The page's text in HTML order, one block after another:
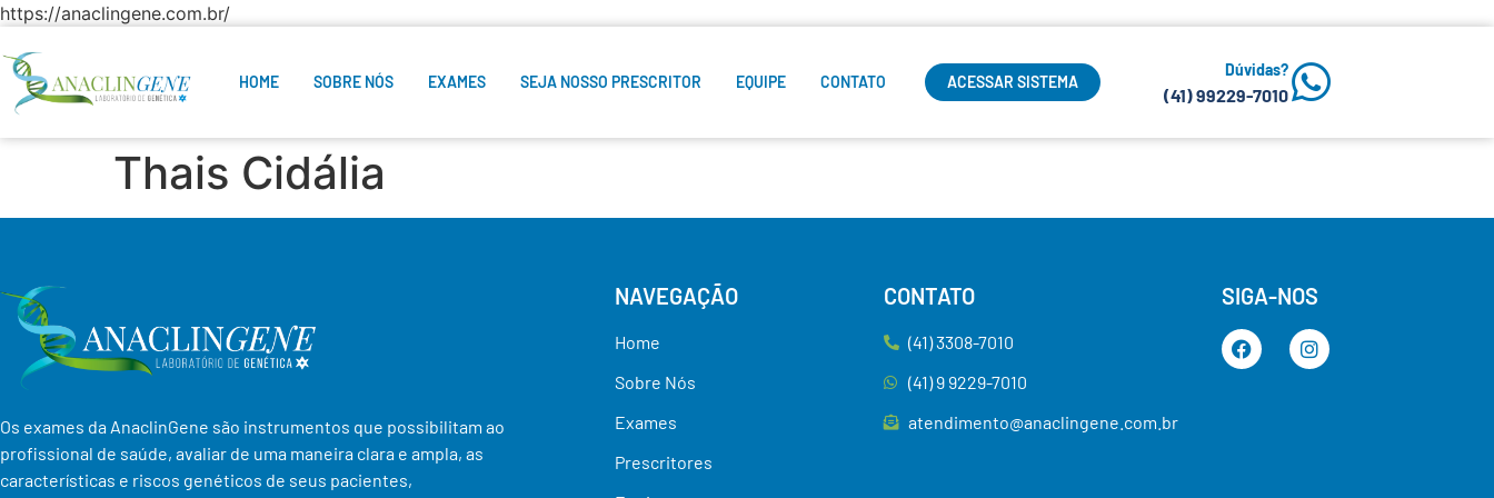
https://anaclingene.com.br/
HOME SOBRE NÓS EXAMES SEJA NOSSO PRESCRITOR EQUIPE CONTATO ACESSAR SISTEMA
Dúvidas?
(41) 99229-7010
Thais Cidália
Os exames da AnaclinGene são instrumentos que possibilitam ao
profissional de saúde, avaliar de uma maneira clara e ampla, as
características e riscos genéticos de seus pacientes,
NAVEGAÇÃO
Home
Sobre Nós
Exames
Prescritores
CONTATO
(41) 3308-7010
(41) 9 9229-7010
atendimento@anaclingene.com.br
SIGA-NOS